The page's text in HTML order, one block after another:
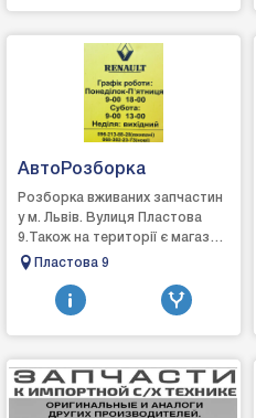
АвтоРозборка
Розборка вживаних запчастин
у м. Львів. Вулиця Пластова
9.Також на території є магазин
нових автозапчастин на
Пластова 9